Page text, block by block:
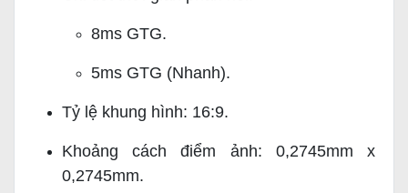
8ms GTG.
5ms GTG (Nhanh).
Tỷ lệ khung hình: 16:9.
Khoảng cách điểm ảnh: 0,2745mm x
0,2745mm.